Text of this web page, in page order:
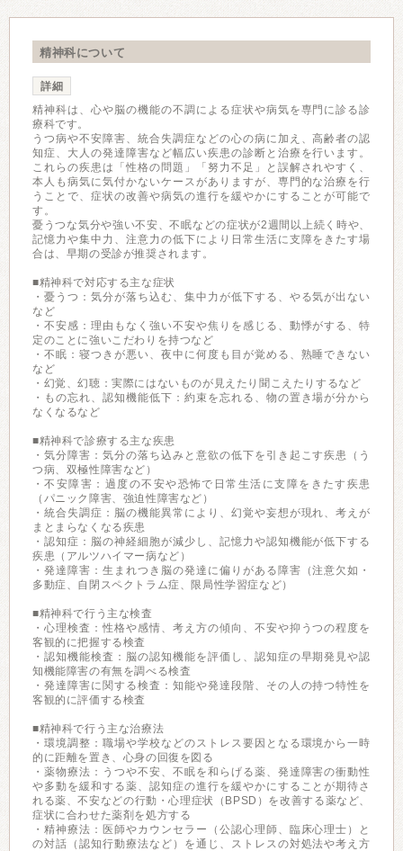
精神科について
詳細
精神科は、心や脳の機能の不調による症状や病気を専門に診る診
療科です。
うつ病や不安障害、統合失調症などの心の病に加え、高齢者の認
知症、大人の発達障害など幅広い疾患の診断と治療を行います。
これらの疾患は「性格の問題」「努力不足」と誤解されやすく、
本人も病気に気付かないケースがありますが、専門的な治療を行
うことで、症状の改善や病気の進行を緩やかにすることが可能で
す。
憂うつな気分や強い不安、不眠などの症状が2週間以上続く時や、
記憶力や集中力、注意力の低下により日常生活に支障をきたす場
合は、早期の受診が推奨されます。
■精神科で対応する主な症状
・憂うつ：気分が落ち込む、集中力が低下する、やる気が出ない
など
・不安感：理由もなく強い不安や焦りを感じる、動悸がする、特
定のことに強いこだわりを持つなど
・不眠：寝つきが悪い、夜中に何度も目が覚める、熟睡できない
など
・幻覚、幻聴：実際にはないものが見えたり聞こえたりするなど
・もの忘れ、認知機能低下：約束を忘れる、物の置き場が分から
なくなるなど
■精神科で診療する主な疾患
・気分障害：気分の落ち込みと意欲の低下を引き起こす疾患（う
つ病、双極性障害など）
・不安障害：過度の不安や恐怖で日常生活に支障をきたす疾患
（パニック障害、強迫性障害など）
・統合失調症：脳の機能異常により、幻覚や妄想が現れ、考えが
まとまらなくなる疾患
・認知症：脳の神経細胞が減少し、記憶力や認知機能が低下する
疾患（アルツハイマー病など）
・発達障害：生まれつき脳の発達に偏りがある障害（注意欠如・
多動症、自閉スペクトラム症、限局性学習症など）
■精神科で行う主な検査
・心理検査：性格や感情、考え方の傾向、不安や抑うつの程度を
客観的に把握する検査
・認知機能検査：脳の認知機能を評価し、認知症の早期発見や認
知機能障害の有無を調べる検査
・発達障害に関する検査：知能や発達段階、その人の持つ特性を
客観的に評価する検査
■精神科で行う主な治療法
・環境調整：職場や学校などのストレス要因となる環境から一時
的に距離を置き、心身の回復を図る
・薬物療法：うつや不安、不眠を和らげる薬、発達障害の衝動性
や多動を緩和する薬、認知症の進行を緩やかにすることが期待さ
れる薬、不安などの行動・心理症状（BPSD）を改善する薬など、
症状に合わせた薬剤を処方する
・精神療法：医師やカウンセラー（公認心理師、臨床心理士）と
の対話（認知行動療法など）を通じ、ストレスの対処法や考え方